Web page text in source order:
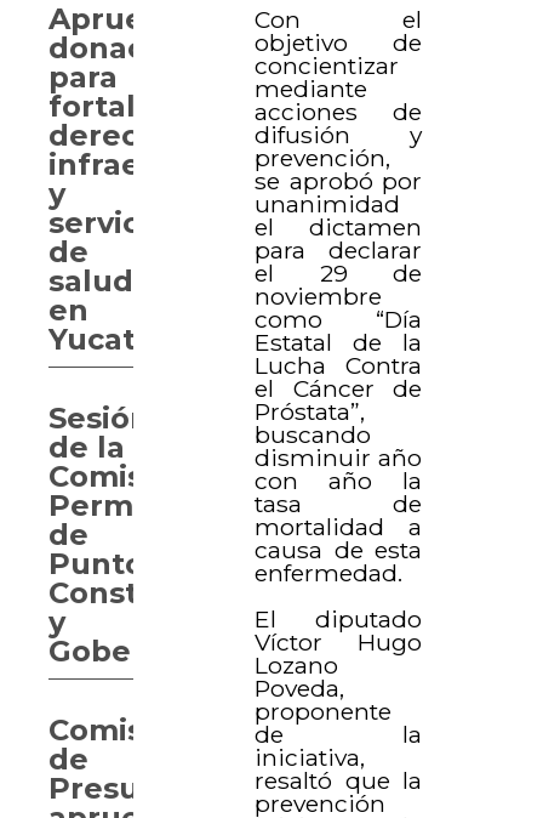
Con el
objetivo de
concientizar
mediante
acciones de
difusión y
prevención,
se aprobó por
unanimidad
el dictamen
para declarar
el 29 de
noviembre
como “Día
Estatal de la
Lucha Contra
el Cáncer de
Próstata”,
buscando
disminuir año
con año la
tasa de
mortalidad a
causa de esta
enfermedad.
El diputado
Víctor Hugo
Lozano
Poveda,
proponente
de la
iniciativa,
resaltó que la
prevención
Aprueban
donaciones
para
fortalecer
derechos,
infraestructura
y
servicios
de
salud
en
Yucatán
Sesión
de la
Comisión
Permanente
de
Puntos
Constitucionales
y
Gobernación
Comisión
de
Presupuesto